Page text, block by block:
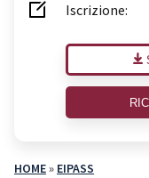
HOME» EIPASS
Iscrizione: